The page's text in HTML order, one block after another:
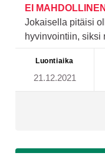
EI MAHDOLLINEN
Jokaisella pitäisi
hyvinvointiin, siksi
Luontiaika
21.12.2021